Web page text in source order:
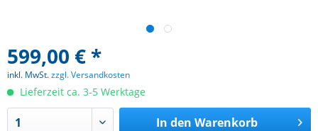
599,00 € *
inkl. MwSt.zzgl. Versandkosten
Lieferzeit ca. 3-5 Werktage
In den Warenkorb